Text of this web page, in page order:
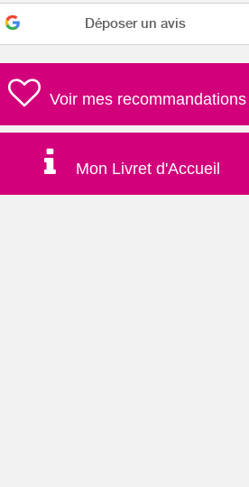
Déposer un avis
Voir mes recommandations
Mon Livret d'Accueil